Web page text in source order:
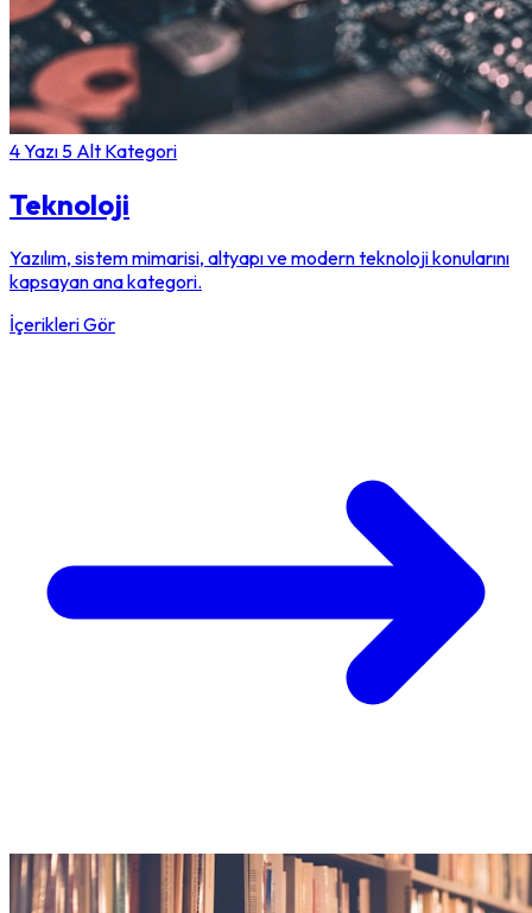
4 Yazı 5 Alt Kategori
Teknoloji
Yazılım, sistem mimarisi, altyapı ve modern teknoloji konularını
kapsayan ana kategori.
İçerikleri Gör